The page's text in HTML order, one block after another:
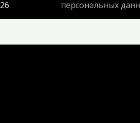
персональных